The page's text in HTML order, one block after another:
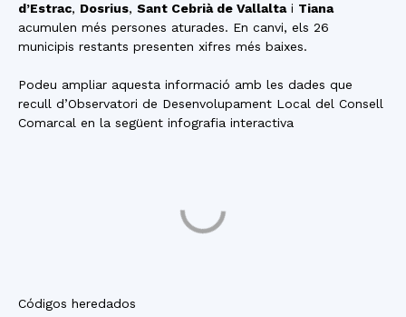
d’Estrac, Dosrius, Sant Cebrià de Vallaltai Tiana
acumulen més persones aturades. En canvi, els 26
municipis restants presenten xifres més baixes.
Podeu ampliar aquesta informació amb les dades que
recull d’Observatori de Desenvolupament Local del Consell
Comarcal en la següent infografia interactiva
Códigos heredados